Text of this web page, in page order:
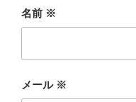
名前 ※
メール ※